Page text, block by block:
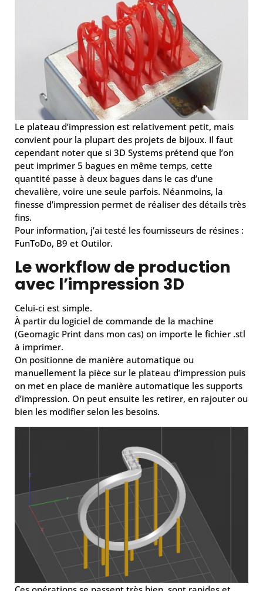
Le plateau d’impression est relativement petit, mais
convient pour la plupart des projets de bijoux. Il faut
cependant noter que si 3D Systems prétend que l’on
peut imprimer 5 bagues en même temps, cette
quantité passe à deux bagues dans le cas d’une
chevalière, voire une seule parfois. Néanmoins, la
finesse d’impression permet de réaliser des détails très
fins.
Pour information, j’ai testé les fournisseurs de résines :
FunToDo, B9 et Outilor.
Le workflow de production
avec l’impression 3D
Celui-ci est simple.
À partir du logiciel de commande de la machine
(Geomagic Print dans mon cas) on importe le fichier .stl
à imprimer.
On positionne de manière automatique ou
manuellement la pièce sur le plateau d’impression puis
on met en place de manière automatique les supports
d’impression. On peut ensuite les retirer, en rajouter ou
bien les modifier selon les besoins.